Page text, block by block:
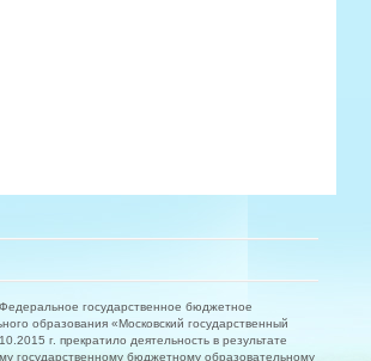
государственное бюджетное
образования «Московский государственный
г. прекратило деятельность в результате
государственному бюджетному образовательному